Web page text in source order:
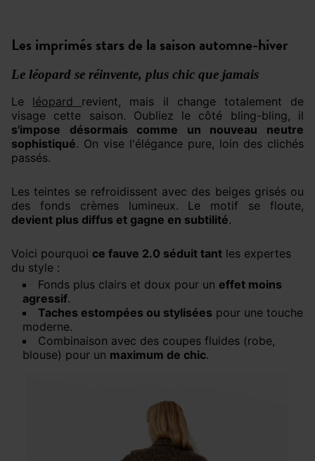
Les imprimés stars de la saison automne-hiver
Le léopard se réinvente, plus chic que jamais
Le léopard revient, mais il change totalement de
visage cette saison. Oubliez le côté bling-bling, il
s'impose désormais comme un nouveau neutre
sophistiqué. On vise l'élégance pure, loin des clichés
passés.
Les teintes se refroidissent avec des beiges grisés ou
des fonds crèmes lumineux. Le motif se floute,
devient plus diffus et gagne en subtilité.
Voici pourquoi ce fauve 2.0 séduit tant les expertes
du style :
Fonds plus clairs et doux pour un effet moins
agressif.
Taches estompées ou stylisées pour une touche
moderne.
Combinaison avec des coupes fluides (robe,
blouse) pour un maximum de chic.